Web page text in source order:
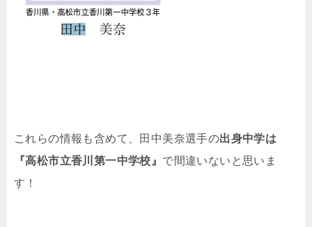
これらの情報も含めて、田中美奈選手の出身中学は
『高松市立香川第一中学校』 で間違いないと思いま
す！